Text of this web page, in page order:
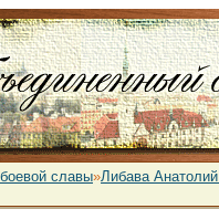
славы»Либава